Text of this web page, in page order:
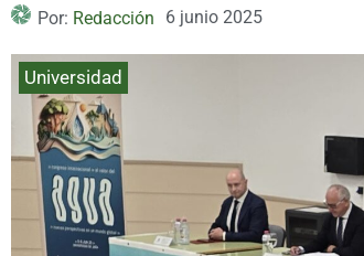
Por: Redacción 6 junio 2025
Universidad